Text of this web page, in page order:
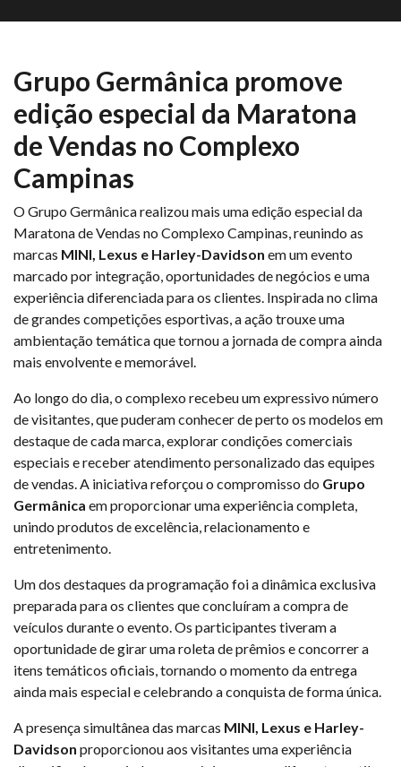
Grupo Germânica promove
edição especial da Maratona
de Vendas no Complexo
Campinas
O Grupo Germânica realizou mais uma edição especial da
Maratona de Vendas no Complexo Campinas, reunindo as
marcas MINI, Lexus e Harley-Davidson em um evento
marcado por integração, oportunidades de negócios e uma
experiência diferenciada para os clientes. Inspirada no clima
de grandes competições esportivas, a ação trouxe uma
ambientação temática que tornou a jornada de compra ainda
mais envolvente e memorável.
Ao longo do dia, o complexo recebeu um expressivo número
de visitantes, que puderam conhecer de perto os modelos em
destaque de cada marca, explorar condições comerciais
especiais e receber atendimento personalizado das equipes
de vendas. A iniciativa reforçou o compromisso do Grupo
Germânica em proporcionar uma experiência completa,
unindo produtos de excelência, relacionamento e
entretenimento.
Um dos destaques da programação foi a dinâmica exclusiva
preparada para os clientes que concluíram a compra de
veículos durante o evento. Os participantes tiveram a
oportunidade de girar uma roleta de prêmios e concorrer a
itens temáticos oficiais, tornando o momento da entrega
ainda mais especial e celebrando a conquista de forma única.
A presença simultânea das marcas MINI, Lexus e Harley-
Davidson proporcionou aos visitantes uma experiência